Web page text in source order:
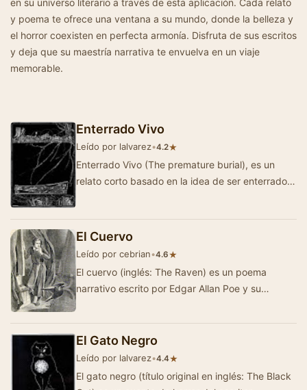
en su universo literario a través de esta aplicación. Cada relato
y poema te ofrece una ventana a su mundo, donde la belleza y
el horror coexisten en perfecta armonía. Disfruta de sus escritos
y deja que su maestría narrativa te envuelva en un viaje
memorable.
Enterrado Vivo
Leído por lalvarez•4.2★
Enterrado Vivo (The premature burial), es un
relato corto basado en la idea de ser enterrado
El Cuervo
Leído por cebrian•4.6★
El cuervo (inglés: The Raven) es un poema
narrativo escrito por Edgar Allan Poe y su
El Gato Negro
Leído por lalvarez•4.4★
El gato negro (título original en inglés: The Black